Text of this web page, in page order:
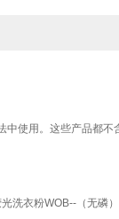
使用。这些产品都不
洗衣粉WOB--（无磷）